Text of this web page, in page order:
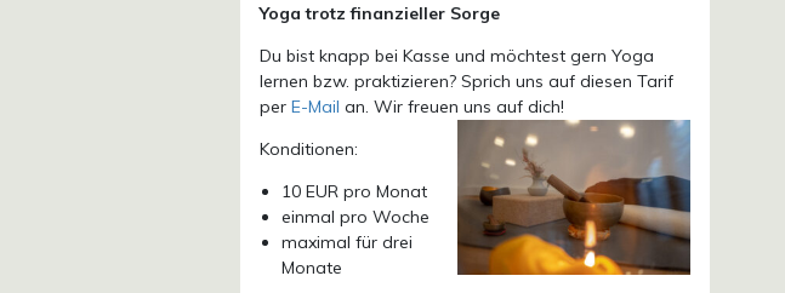
Yoga trotz finanzieller Sorge
Du bist knapp bei Kasse und möchtest gern Yoga
lernen bzw. praktizieren? Sprich uns auf diesen Tarif
perE-Mail an. Wir freuen uns auf dich!
Konditionen:
10 EUR pro Monat
einmal pro Woche
maximal für drei
Monate